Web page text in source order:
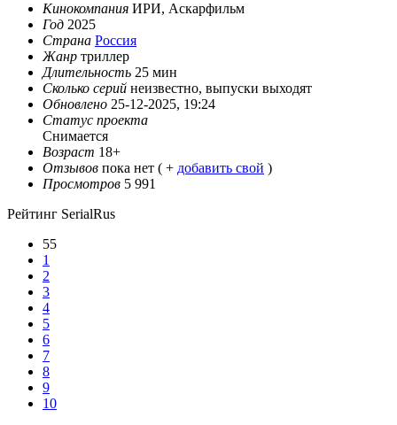
Кинокомпания ИРИ, Аскарфильм
Год 2025
Страна Россия
Жанр триллер
Длительность 25 мин
Сколько серий неизвестно, выпуски выходят
Обновлено 25-12-2025, 19:24
Статус проекта
Снимается
Возраст 18+
Отзывов пока нет ( + добавить свой )
Просмотров 5 991
Рейтинг SerialRus
55
1
2
3
4
5
6
7
8
9
10